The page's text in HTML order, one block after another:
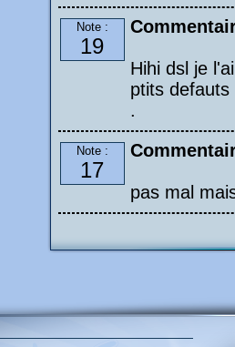
Note :
19
Hihi dsl je
ptits
.
Note :
17
pas mal